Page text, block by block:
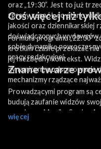
oraz „19:30”. Jest to już
zgrany zespół, co stanowi
jakości oraz dziennikarskiej
doświadczonych wydawców
sobie dynamikę
pracy redakcyjnej.
Coś więcej niż
Formuła programu „22:30”
krótkim czasie przekazać
jej niezbędny kontekst.
dynamiczne podsumowanie
mechanizmy rządzące
Znane twarze
Prowadzącymi program są
budują zaufanie widzów
serwisu są Monika Sawka,
Witold Tabaka. Ich
więcej